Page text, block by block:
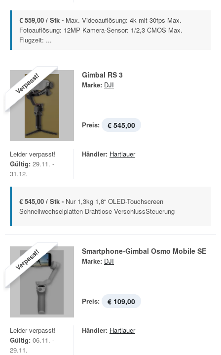
€ 559,00 / Stk - Max. Videoauflösung: 4k mit 30fps Max.
Fotoauflösung: 12MP Kamera-Sensor: 1/2,3 CMOS Max.
Flugzeit: ...
Verpasst! Gimbal RS 3
Marke: DJI
Preis: € 545,00
Leider verpasst!
Gültig: 29.11. -
31.12.
Händler: Hartlauer
€ 545,00 / Stk - Nur 1,3kg 1,8“ OLED-Touchscreen
Schnellwechselplatten Drahtlose VerschlussSteuerung
Verpasst! Smartphone-Gimbal Osmo Mobile SE
Marke: DJI
Preis: € 109,00
Leider verpasst!
Gültig: 06.11. -
29.11.
Händler: Hartlauer